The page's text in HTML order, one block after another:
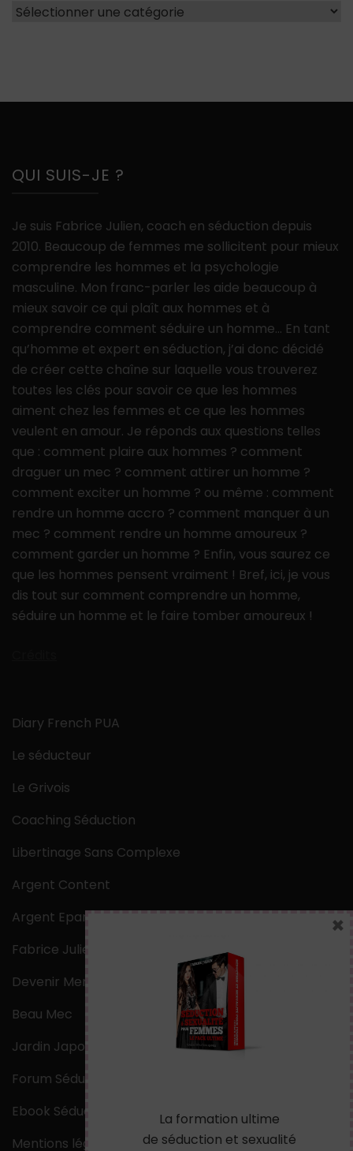
Catégories
QUI SUIS-JE ?
Je suis Fabrice Julien, coach en séduction depuis
2010. Beaucoup de femmes me sollicitent pour mieux
comprendre les hommes et la psychologie
masculine. Mon franc-parler les aide beaucoup à
mieux savoir ce qui plaît aux hommes et à
comprendre comment séduire un homme… En tant
qu’homme et expert en séduction, j’ai donc décidé
de créer cette chaîne sur laquelle vous trouverez
toutes les clés pour savoir ce que les hommes
aiment chez les femmes et ce que les hommes
veulent en amour. Je réponds aux questions telles
que : comment plaire aux hommes ? comment
draguer un mec ? comment attirer un homme ?
comment exciter un homme ? ou même : comment
rendre un homme accro ? comment manquer à un
mec ? comment rendre un homme amoureux ?
comment garder un homme ? Enfin, vous saurez ce
que les hommes pensent vraiment ! Bref, ici, je vous
dis tout sur comment comprendre un homme,
séduire un homme et le faire tomber amoureux !
Diary French PUA
Le séducteur
Le Grivois
Coaching Séduction
Libertinage Sans Complexe
Argent Content
Argent Epargne
Fabrice Julien
Devenir Mentaliste
Beau Mec
Jardin Japonais Zen
Forum Séduction
Ebook Séduction
Mentions légales
La formation ultime
de séduction et sexualité
×